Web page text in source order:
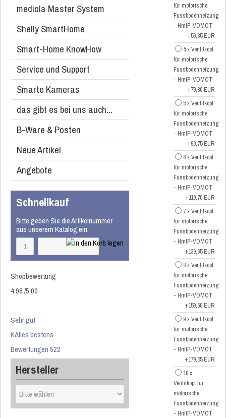
mediola Master System
Shelly SmartHome
Smart-Home KnowHow
Service und Support
Smarte Kameras
das gibt es bei uns auch...
B-Ware & Posten
Neue Artikel
Angebote
Schnellkauf
Bitte geben Sie die Artikelnummer
aus unserem Katalog ein.
Shopbewertung
4.98/5.00
Sehr gut
KAlles bestens
Bewertungen 522
Hersteller
für motorische
Fussbodenheizung
- HmIP-VDMOT
+59,85 EUR
4 x Ventilkopf
für motorische
Fussbodenheizung
- HmIP-VDMOT
+79,80 EUR
5 x Ventilkopf
für motorische
Fussbodenheizung
- HmIP-VDMOT
+99,75 EUR
6 x Ventilkopf
für motorische
Fussbodenheizung
- HmIP-VDMOT
+119,70 EUR
7 x Ventilkopf
für motorische
Fussbodenheizung
- HmIP-VDMOT
+139,65 EUR
8 x Ventilkopf
für motorische
Fussbodenheizung
- HmIP-VDMOT
+159,60 EUR
9 x Ventilkopf
für motorische
Fussbodenheizung
- HmIP-VDMOT
+179,55 EUR
10 x
Ventilkopf für
motorische
Fussbodenheizung
- HmIP-VDMOT